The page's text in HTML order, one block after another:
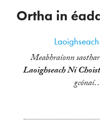
Ortha in
Meabhraíonn
Laoighseach Ní